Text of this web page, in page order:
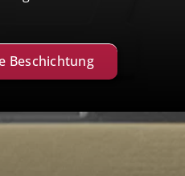
Beschichtung